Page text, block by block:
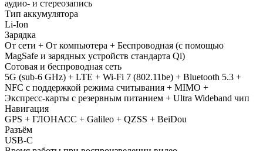
аудио- и стереозапись
Тип аккумулятора
Li-Ion
Зарядка
От сети + От компьютера + Беспроводная (с помощью
MagSafe и зарядных устройств стандарта Qi)
Сотовая и беспроводная сеть
5G (sub‑6 GHz) + LTE + Wi-Fi 7 (802.11be) + Bluetooth 5.3 +
NFC с поддержкой режима считывания + MIMO +
Экспресс‑карты с резервным питанием + Ultra Wideband чип
Навигация
GPS + ГЛОНАСС + Galileo + QZSS + BeiDou
Разъём
USB‑C